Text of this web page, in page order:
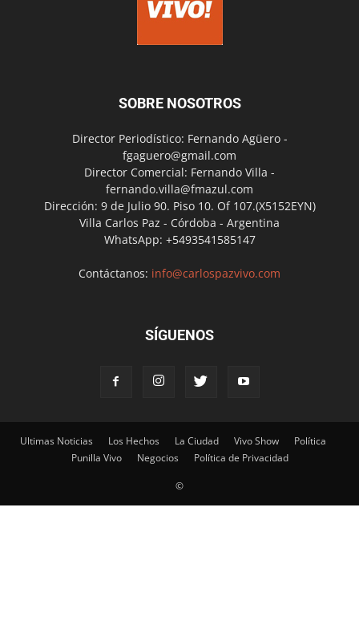
SOBRE NOSOTROS
Director Periodístico: Fernando Agüero -
fgaguero@gmail.com
Director Comercial: Fernando Villa -
fernando.villa@fmazul.com
Dirección: 9 de Julio 90. Piso 10. Of 107.(X5152EYN)
Villa Carlos Paz - Córdoba - Argentina
WhatsApp: +5493541585147
Contáctanos: info@carlospazvivo.com
SÍGUENOS
Ultimas Noticias Los Hechos La Ciudad Vivo Show
Política
Punilla Vivo
Negocios Política de Privacidad
©